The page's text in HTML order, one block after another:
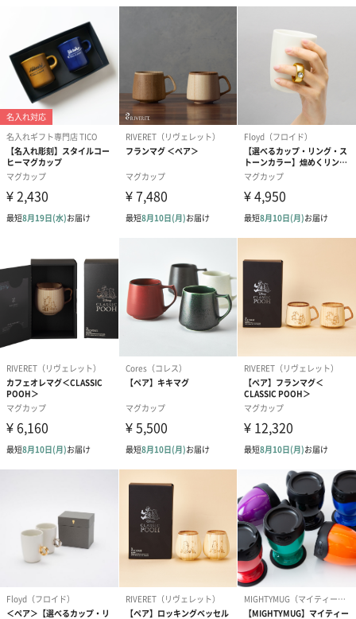
商品詳細情報
原材料
【イニシャルマグ】
マグ：磁器
木フタ：天然木
【メッセージプレート入り砂時計】
ガラス、金属
本体サイズ
【イニシャルマグ】
Φ90mm・高さ105mm
【メッセージプレート入り砂時計】
長さ51mm・幅51mm・高さ120mm
【オリジナルサシェ_ティータイムセット】
直径70mm・高さ25mm
本体重量
【イニシャルマグ】
重さ：200g/内容量：430ml
【オリジナルサシェ_ティータイムセット】
パッケージ内
同梱物
【メッセージプレート入り砂時計】
Find your favorite.タグ付き/説明書
【イニシャルマグ】
【メッセージプレート入り砂時計】
直方体紙箱
【オリジナルサシェ_ティータイムセット】
クリスタルボックス